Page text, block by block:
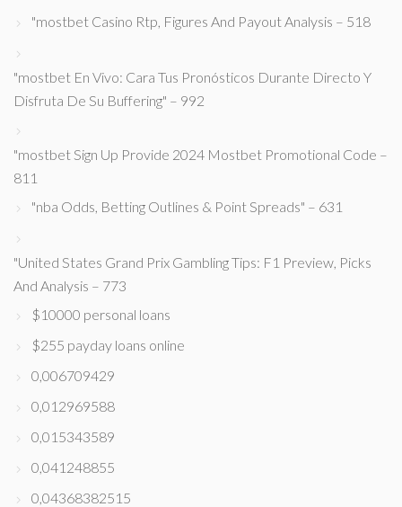
"mostbet Casino Rtp, Figures And Payout Analysis – 518
"mostbet En Vivo: Cara Tus Pronósticos Durante Directo Y
Disfruta De Su Buffering" – 992
"mostbet Sign Up Provide 2024 Mostbet Promotional Code –
811
"nba Odds, Betting Outlines & Point Spreads" – 631
"United States Grand Prix Gambling Tips: F1 Preview, Picks
And Analysis – 773
$10000 personal loans
$255 payday loans online
0,006709429
0,012969588
0,015343589
0,041248855
0,04368382515